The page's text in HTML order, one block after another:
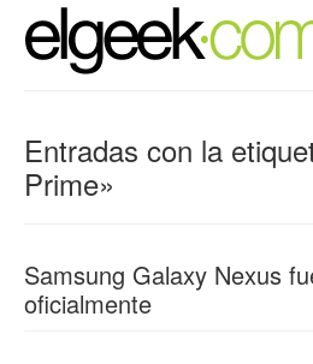
Entradas con la
Prime»
Samsung Galaxy Nexus
oficialmente